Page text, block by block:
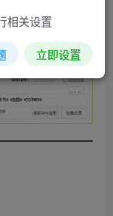
相关设置
立即设置